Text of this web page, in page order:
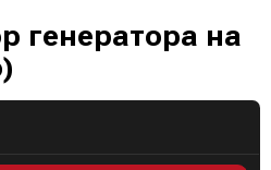
генератора на